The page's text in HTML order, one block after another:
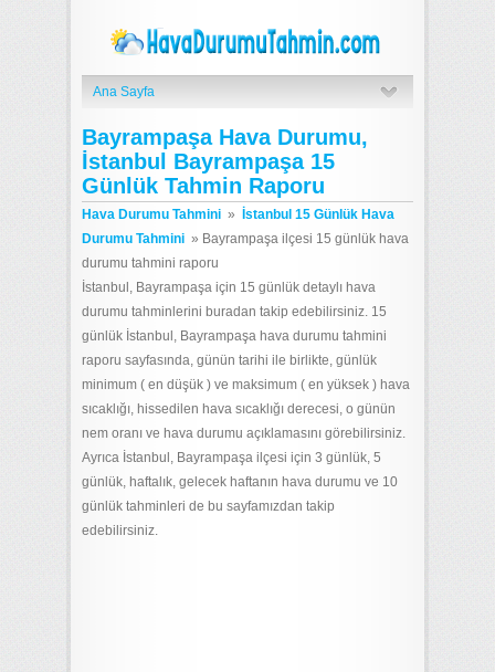
Ana Sayfa
Bayrampaşa Hava Durumu,
İstanbul Bayrampaşa 15
Günlük Tahmin Raporu
Hava Durumu Tahmini »
İstanbul 15 Günlük Hava
Durumu Tahmini » Bayrampaşa ilçesi 15 günlük hava
durumu tahmini raporu
İstanbul, Bayrampaşa için 15 günlük detaylı hava
durumu tahminlerini buradan takip edebilirsiniz. 15
günlük İstanbul, Bayrampaşa hava durumu tahmini
raporu sayfasında, günün tarihi ile birlikte, günlük
minimum ( en düşük ) ve maksimum ( en yüksek ) hava
sıcaklığı, hissedilen hava sıcaklığı derecesi, o günün
nem oranı ve hava durumu açıklamasını görebilirsiniz.
Ayrıca İstanbul, Bayrampaşa ilçesi için 3 günlük, 5
günlük, haftalık, gelecek haftanın hava durumu ve 10
günlük tahminleri de bu sayfamızdan takip
edebilirsiniz.